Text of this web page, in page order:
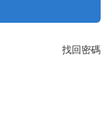
找回密碼